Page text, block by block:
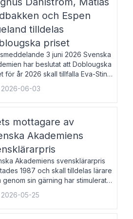
och Espen
tilldelas
priset
3 juni 2026 Svenska
har beslutat att Doblougska
för år 2026 skall tillfalla Eva-Stina
Magnus Dahlström, Matias
samt Espen Stueland.
är 200 000 svenska
2026-06-03
mottagare av
Akademiens
Akademiens svensklärarpris
1987 och skall tilldelas lärare
genom sin gärning har stimulerat
hos unga människor för
språket och litteraturen”.
och samtal med
2026-05-25